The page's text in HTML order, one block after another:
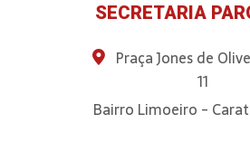
SECRETARIA
Praça Jones de
11
Bairro Limoeiro -